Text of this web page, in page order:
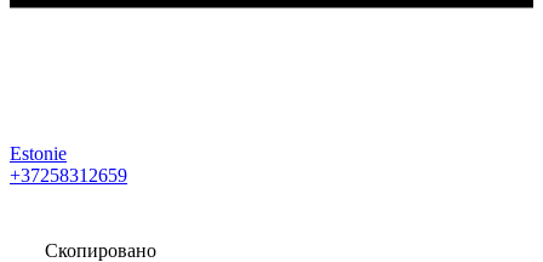
Estonie
+37258312659
Скопировано